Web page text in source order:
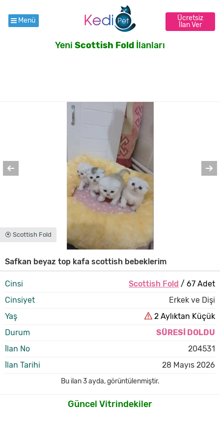
Menü
Ücretsiz
İlan Ver
Yeni Scottish Fold İlanları
⦿ Scottish Fold
Safkan beyaz top kafa scottish bebeklerim
Cinsi Scottish Fold / 67 Adet
Cinsiyet
Erkek ve Dişi
Yaş
2 Aylıktan Küçük
Durum
SÜRESİ DOLDU
İlan No
204531
İlan Tarihi
28 Mayıs 2026
Bu ilan3 ayda,görüntülenmiştir.
Güncel Vitrindekiler